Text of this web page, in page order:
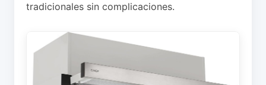
tradicionales sin complicaciones.